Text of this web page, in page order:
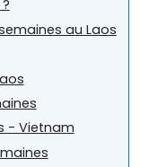
au Laos
- Vietnam